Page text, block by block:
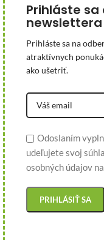
Prihláste
newslettera
Prihláste sa na
atraktívnych
ako ušetriť.
Odoslaním
udeľujete svoj
osobných údajov